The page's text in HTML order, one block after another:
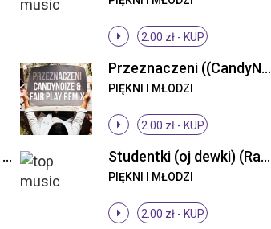
2.00 zł - KUP
Przeznaczeni ((CandyNoize & Fair Play Remix))
PIĘKNI I MŁODZI
2.00 zł - KUP
Przeznaczeni (Original Mix) Studentki (oj dewki) (Radio Edit)
PIĘKNI I MŁODZI
2.00 zł - KUP